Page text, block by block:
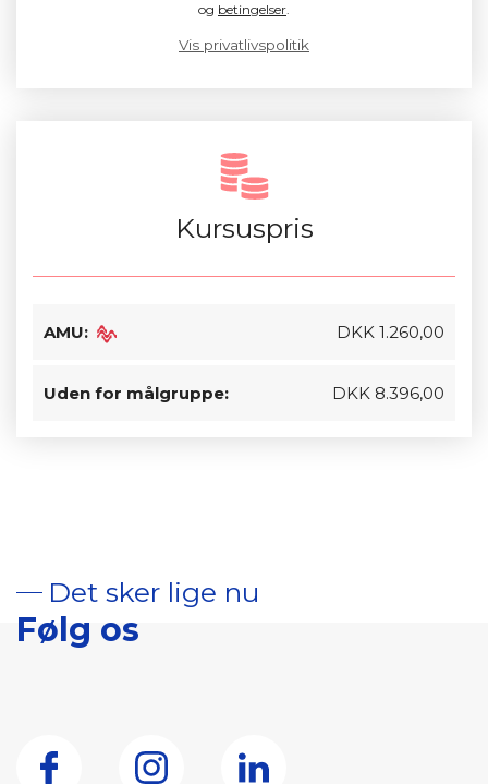
og betingelser.
Vis privatlivspolitik
Kursuspris
AMU: DKK 1.260,00
Uden for målgruppe: DKK 8.396,00
Det sker lige nu
Følg os